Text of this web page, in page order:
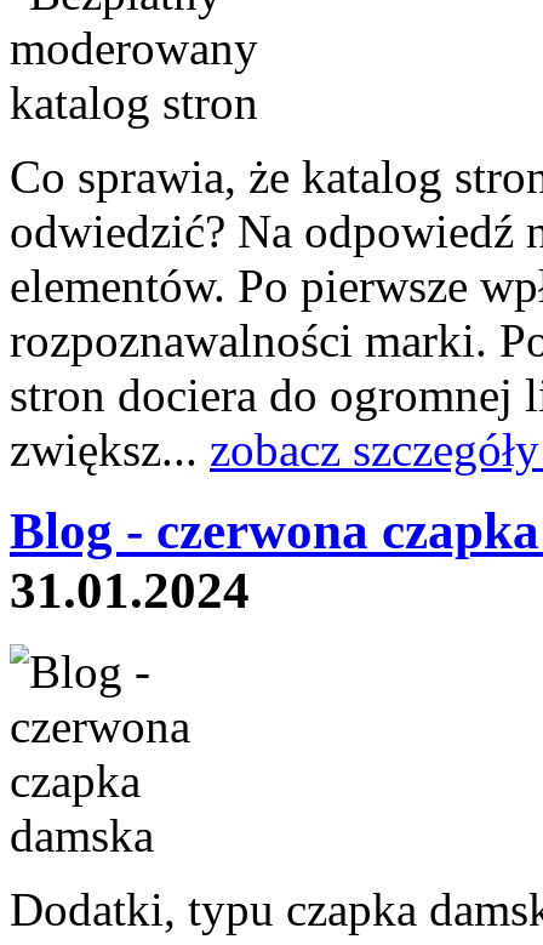
Co sprawia, że katalog
odwiedzić? Na odpowiedź
elementów. Po pierwsze
rozpoznawalności marki.
stron dociera do ogromnej
zwiększ... zobacz
Blog - czerwona
31.01.2024
Dodatki, typu czapka